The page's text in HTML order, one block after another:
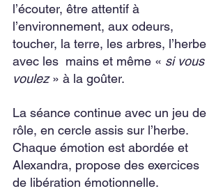
l’écouter, être attentif à
l’environnement, aux odeurs,
toucher, la terre, les arbres, l’herbe
avec les  mains et même « si vous
voulez » à la goûter.
La séance continue avec un jeu de
rôle, en cercle assis sur l’herbe.
Chaque émotion est abordée et
Alexandra, propose des exercices
de libération émotionnelle.